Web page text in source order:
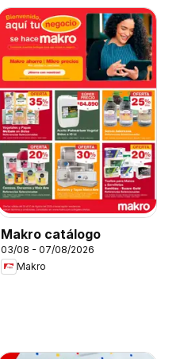
Makro catálogo
03/08 - 07/08/2026
Makro